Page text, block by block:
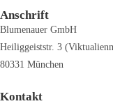
Anschrift
Blumenauer GmbH
Heiliggeiststr. 3
80331 München
Kontakt